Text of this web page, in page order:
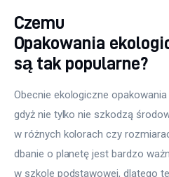
Czemu
Opakowania
są tak popularne?
Obecnie ekologiczne
gdyż nie tylko nie szkodzą
w różnych kolorach czy
dbanie o planetę jest bardzo
w szkole podstawowej, dlatego